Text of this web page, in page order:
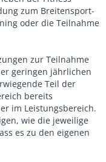
zum Breitensport-
oder die Teilnahme
zur Teilnahme
geringen jährlichen
Teil der
bereits
im Leistungsbereich.
wie die jeweilige
es zu den eigenen